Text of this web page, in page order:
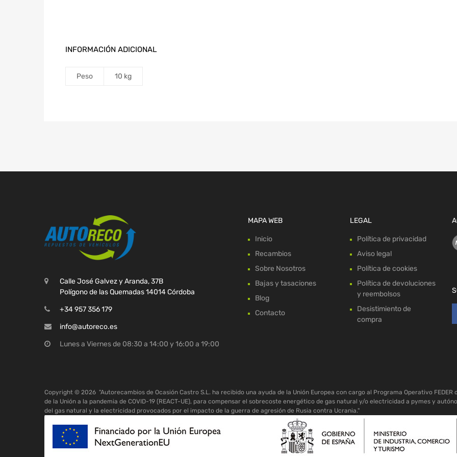
INFORMACIÓN ADICIONAL
Peso 10 kg
Calle José Galvez y Aranda, 37B
Polígono de las Quemadas 14014 Córdoba
+34 957 356 179
info@autoreco.es
Lunes a Viernes de 08:30 a 14:00 y 16:00 a 19:00
MAPA WEB
Inicio
Recambios
Sobre Nosotros
Bajas y tasaciones
Blog
Contacto
LEGAL
Política de privacidad
Aviso legal
Política de cookies
Política de devoluciones
y reembolsos
Desistimiento de
compra
Copyright © 2026 "Autorecambios de Ocasión Castro S.L. ha recibido una ayuda de la Unión Europea con cargo al Programa Operativo
de la Unión a la pandemia de COVID-19 (REACT-UE), para compensar el sobrecoste energético de gas natural y/o electricidad a pymes y
del gas natural y la electricidad provocados por el impacto de la guerra de agresión de Rusia contra Ucrania."